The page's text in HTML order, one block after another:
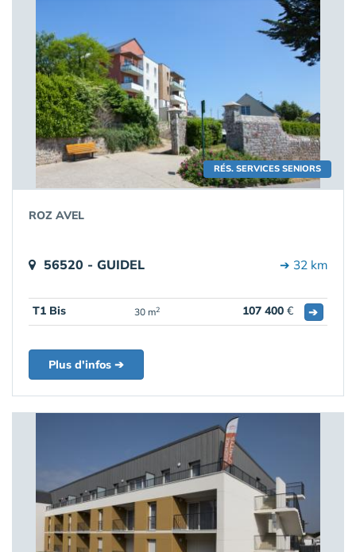
RÉS. SERVICES SENIORS
ROZ AVEL
56520 - GUIDEL ➔ 32 km
T1 Bis 30 m2 107 400 € ➔
Plus d'infos ➔